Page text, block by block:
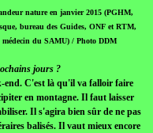
nature en janvier 2015 (PGHM,
bureau des Guides, ONF et RTM,
du SAMU) / Photo DDM
jours ?
end. C'est là qu'il va falloir faire
en montagne. Il faut laisser
Il s'agira bien sûr de ne pas
balisés. Il vaut mieux encore